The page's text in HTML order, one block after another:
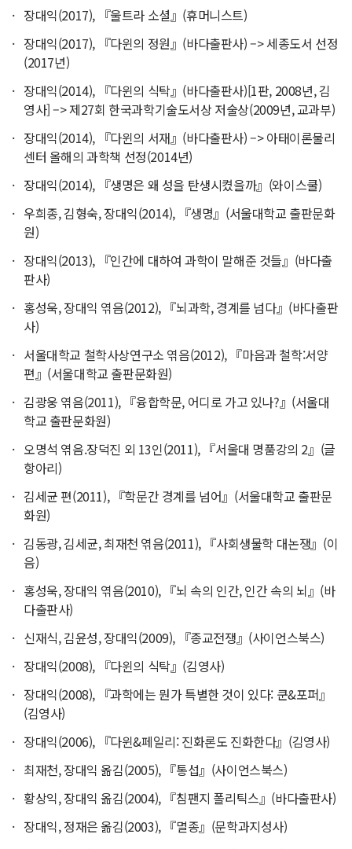
장대익(2017), 『울트라 소셜』(휴머니스트)
장대익(2017), 『다윈의 정원』(바다출판사) –> 세종도서 선정
(2017년)
장대익(2014), 『다윈의 식탁』(바다출판사)[1판, 2008년, 김
영사] –> 제27회 한국과학기술도서상 저술상(2009년, 교과부)
장대익(2014), 『다윈의 서재』(바다출판사) –> 아태이론물리
센터 올해의 과학책 선정(2014년)
장대익(2014), 『생명은 왜 성을 탄생시켰을까』(와이스쿨)
우희종, 김형숙, 장대익(2014), 『생명』(서울대학교 출판문화
원)
장대익(2013), 『인간에 대하여 과학이 말해준 것들』(바다출
판사)
홍성욱, 장대익 엮음(2012), 『뇌과학, 경계를 넘다』(바다출판
사)
서울대학교 철학사상연구소 엮음(2012), 『마음과 철학:서양
편』(서울대학교 출판문화원)
김광웅 엮음(2011), 『융합학문, 어디로 가고 있나?』(서울대
학교 출판문화원)
오명석 엮음.장덕진 외 13인(2011), 『서울대 명품강의 2』(글
항아리)
김세균 편(2011), 『학문간 경계를 넘어』(서울대학교 출판문
화원)
김동광, 김세균, 최재천 엮음(2011), 『사회생물학 대논쟁』(이
음)
홍성욱, 장대익 엮음(2010), 『뇌 속의 인간, 인간 속의 뇌』(바
다출판사)
신재식, 김윤성, 장대익(2009), 『종교전쟁』(사이언스북스)
장대익(2008), 『다윈의 식탁』(김영사)
장대익(2008), 『과학에는 뭔가 특별한 것이 있다: 쿤&포퍼』
(김영사)
장대익(2006), 『다윈&페일리: 진화론도 진화한다』(김영사)
최재천, 장대익 옮김(2005), 『통섭』(사이언스북스)
황상익, 장대익 옮김(2004), 『침팬지 폴리틱스』(바다출판사)
장대익, 정재은 옮김(2003), 『멸종』(문학과지성사)